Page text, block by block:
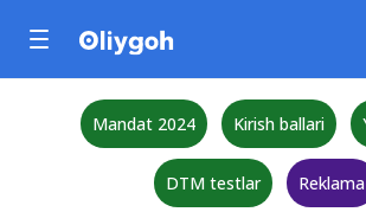
Mandat 2024 Kirish ballari
DTM testlar Reklama